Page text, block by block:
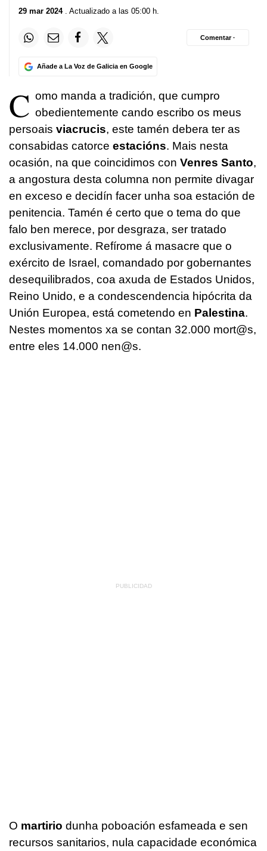
29 mar 2024. Actualizado a las 05:00 h.
Añade a La Voz de Galicia en Google
Comentar ·
C omo manda a tradición, que cumpro
obedientemente cando escribo os meus
persoais viacrucis, este tamén debera ter as
consabidas catorce estacións. Mais nesta
ocasión, na que coincidimos con Venres Santo,
a angostura desta columna non permite divagar
en exceso e decidín facer unha soa estación de
penitencia. Tamén é certo que o tema do que
falo ben merece, por desgraza, ser tratado
exclusivamente. Refírome á masacre que o
exército de Israel, comandado por gobernantes
desequilibrados, coa axuda de Estados Unidos,
Reino Unido, e a condescendencia hipócrita da
Unión Europea, está cometendo en Palestina.
Nestes momentos xa se contan 32.000 mort@s,
entre eles 14.000 nen@s.
O martirio dunha poboación esfameada e sen
recursos sanitarios, nula capacidade económica